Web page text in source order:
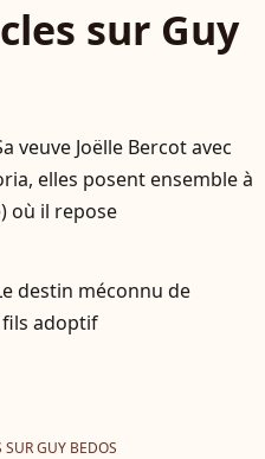
sur Guy
veuve Joëlle Bercot avec
elles posent ensemble à
où il repose
destin méconnu de
fils adoptif
SUR GUY BEDOS